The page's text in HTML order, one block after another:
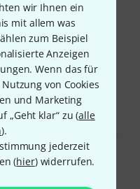
wir Ihnen ein
mit allem was
zum Beispiel
Anzeigen
Wenn das für
von Cookies
und Marketing
„Geht klar“ zu (alle
).
jederzeit
(hier) widerrufen.
wertig an,
und kommt mit
lesen